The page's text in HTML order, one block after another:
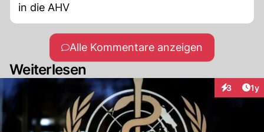
in die AHV
Alle Kommentare anzeigen
Weiterlesen
3 1y